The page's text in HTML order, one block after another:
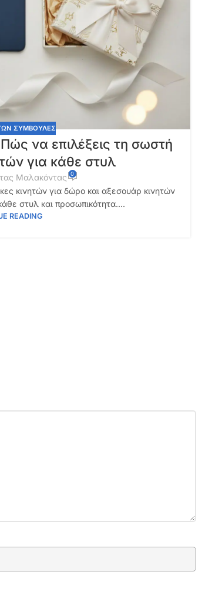
ΣΥΜΒΟΥΛΕΣ
να επιλέξεις τη σωστή
για κάθε στυλ
Μαλακόντας 0
κινητών για δώρο και αξεσουάρ κινητών
στυλ και προσωπικότητα....
READING